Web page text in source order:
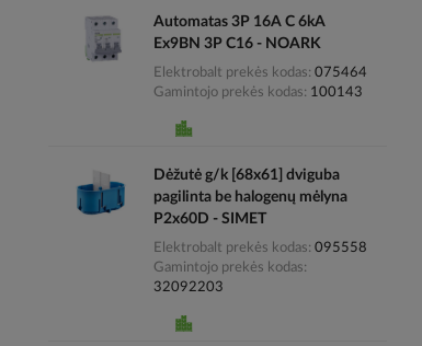
Automatas 3P 16A C 6kA
Ex9BN 3P C16 - NOARK
Elektrobalt prekės kodas 075464
Gamintojo prekės kodas
100143
Dėžutė g/k [68x61] dviguba
pagilinta be halogenų mėlyna
P2x60D - SIMET
Elektrobalt prekės kodas 095558
Gamintojo prekės kodas
32092203